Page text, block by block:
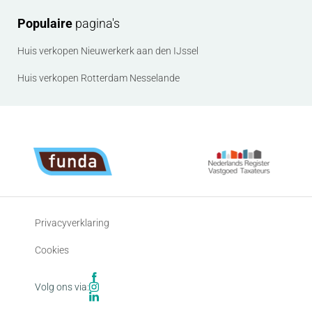
ingepland.
Populaire pagina's
Huis verkopen Nieuwerkerk aan den IJssel
Huis verkopen Rotterdam Nesselande
Privacyverklaring
Cookies
Volg ons via: